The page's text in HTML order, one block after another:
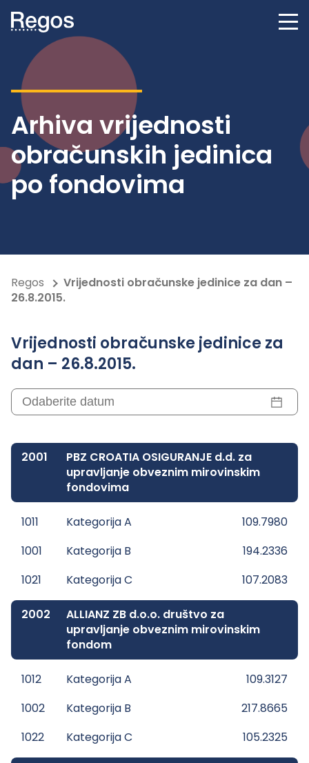
Arhiva vrijednosti
obračunskih jedinica
po fondovima
Regos
Vrijednosti obračunske jedinice za dan –
26.8.2015.
Vrijednosti obračunske jedinice za
dan – 26.8.2015.
2001
PBZ CROATIA OSIGURANJE d.d. za
upravljanje obveznim mirovinskim
fondovima
1011 Kategorija A
109.7980
1001
Kategorija B
194.2336
1021
Kategorija C 107.2083
2002
ALLIANZ ZB d.o.o. društvo za
upravljanje obveznim mirovinskim
fondom
1012 Kategorija A
109.3127
1002
Kategorija B
217.8665
1022
Kategorija C 105.2325